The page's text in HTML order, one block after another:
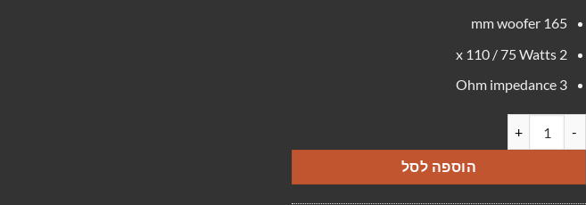
165 mm woofer
2 x 110 / 75 Watts
3 Ohm impedance
הוספה לסל